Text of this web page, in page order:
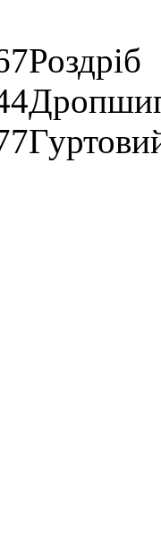
Роздріб